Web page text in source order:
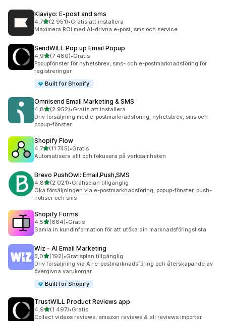
Klaviyo: E‑post and sms
4,7av 5 stjärnor
(2 951)
2951 recensioner totalt
•Gratis att installera
Maximera ROI med AI-drivna e-post, sms och service
SendWILL Pop up Email Popup
4,9av 5 stjärnor
(7 480)
7480 recensioner totalt
•Gratis
Popupfönster för nyhetsbrev, sms- och e-postmarknadsföring för
registreringar
Built for Shopify
Omnisend Email Marketing & SMS
4,8av 5 stjärnor
(2 952)
2952 recensioner totalt
•Gratis att installera
Driv försäljning med e-postmarknadsföring, nyhetsbrev, sms och
popup-fönster
Shopify Flow
4,7av 5 stjärnor
(11 745)
11745 recensioner totalt
•Gratis
Automatisera allt och fokusera på verksamheten
Brevo PushOwl: Email,Push,SMS
4,8av 5 stjärnor
(2 021)
2021 recensioner totalt
•Gratisplan tillgänglig
Öka försäljningen via e-postmarknadsföring, popup-fönster, push-
notiser och sms
Shopify Forms
4,5av 5 stjärnor
(664)
664 recensioner totalt
•Gratis
Samla in kundinformation för att utöka din marknadsföringslista
Wiz ‑ AI Email Marketing
5,0av 5 stjärnor
(192)
192 recensioner totalt
•Gratisplan tillgänglig
Driv försäljning via AI-e-postmarknadsföring och återskapande av
övergivna varukorgar
Built for Shopify
TrustWILL Product Reviews app
4,9av 5 stjärnor
(1 497)
1497 recensioner totalt
•Gratis
Collect videos reviews, amazon reviews & ali reviews importer